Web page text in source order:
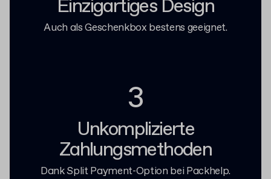
Einzigartiges Design
Auch als Geschenkbox bestens geeignet.
3
Unkomplizierte
Zahlungsmethoden
Dank Split Payment-Option bei Packhelp.